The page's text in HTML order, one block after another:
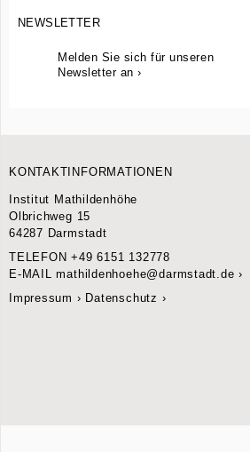
NEWSLETTER
Melden Sie sich für unseren
Newsletter an ›
KONTAKTINFORMATIONEN
Institut Mathildenhöhe
Olbrichweg 15
64287 Darmstadt
TELEFON +49 6151 132778
E-MAIL mathildenhoehe@darmstadt.de
Impressum
Datenschutz